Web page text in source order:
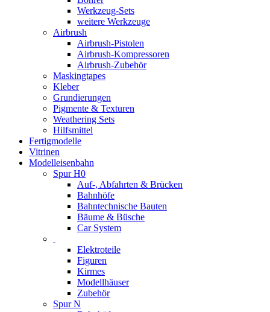
Werkzeug-Sets
weitere Werkzeuge
Airbrush
Airbrush-Pistolen
Airbrush-Kompressoren
Airbrush-Zubehör
Maskingtapes
Kleber
Grundierungen
Pigmente & Texturen
Weathering Sets
Hilfsmittel
Fertigmodelle
Vitrinen
Modelleisenbahn
Spur H0
Auf-, Abfahrten & Brücken
Bahnhöfe
Bahntechnische Bauten
Bäume & Büsche
Car System
Elektroteile
Figuren
Kirmes
Modellhäuser
Zubehör
Spur N